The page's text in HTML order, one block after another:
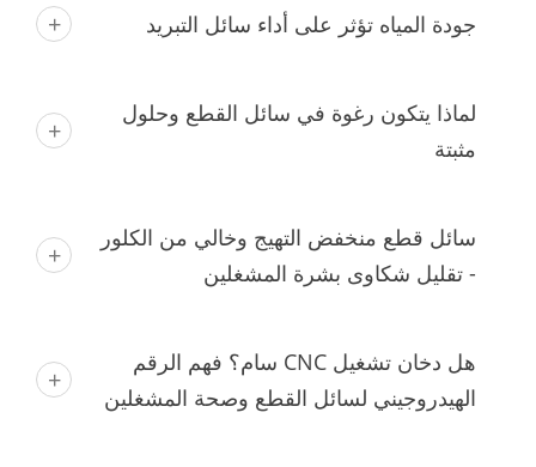
جودة المياه تؤثر على أداء سائل التبريد
لماذا يتكون رغوة في سائل القطع وحلول
مثبتة
سائل قطع منخفض التهيج وخالي من الكلور
- تقليل شكاوى بشرة المشغلين
هل دخان تشغيل CNC سام؟ فهم الرقم
الهيدروجيني لسائل القطع وصحة المشغلين